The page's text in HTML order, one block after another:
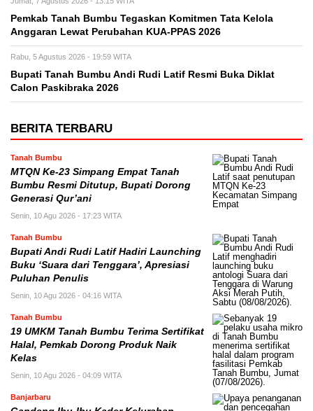
Pemkab Tanah Bumbu Tegaskan Komitmen Tata Kelola
Anggaran Lewat Perubahan KUA-PPAS 2026
Rabu, 5 Agustus 2026 - 19:59 WITA
Bupati Tanah Bumbu Andi Rudi Latif Resmi Buka Diklat
Calon Paskibraka 2026
BERITA TERBARU
Tanah Bumbu
MTQN Ke-23 Simpang Empat Tanah
Bumbu Resmi Ditutup, Bupati Dorong
Generasi Qur’ani
Senin, 10 Agu 2026 - 17:23 WITA
Tanah Bumbu
Bupati Andi Rudi Latif Hadiri Launching
Buku ‘Suara dari Tenggara’, Apresiasi
Puluhan Penulis
Senin, 10 Agu 2026 - 04:16 WITA
Tanah Bumbu
19 UMKM Tanah Bumbu Terima Sertifikat
Halal, Pemkab Dorong Produk Naik
Kelas
Senin, 10 Agu 2026 - 04:09 WITA
Banjarbaru